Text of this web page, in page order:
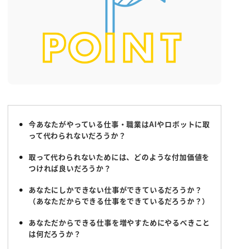
今あなたがやっている仕事・職業はAIやロボットに取
って代わられないだろうか？
取って代わられないためには、どのような付加価値を
つければ良いだろうか？
あなたにしかできない仕事ができているだろうか？
（あなただからできる仕事をできているだろうか？）
あなただからできる仕事を増やすためにやるべきこと
は何だろうか？